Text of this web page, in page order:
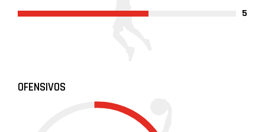
5
OFENSIVOS